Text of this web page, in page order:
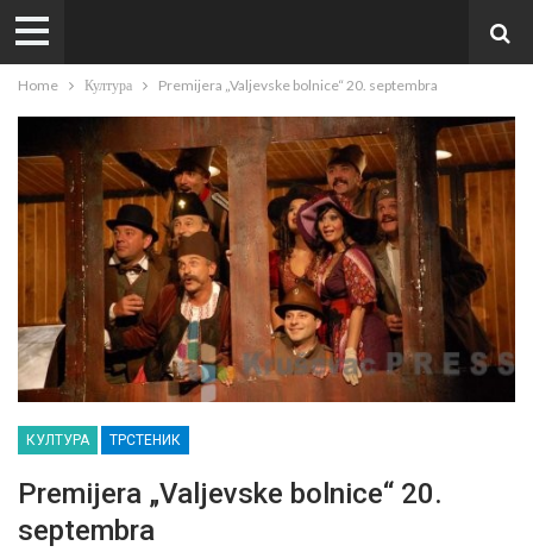
Home Култура Premijera „Valjevske bolnice“ 20. septembra
КУЛТУРА ТРСТЕНИК
Premijera „Valjevske bolnice“ 20.
septembra